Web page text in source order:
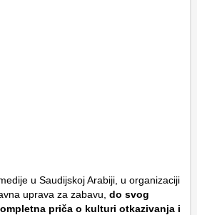
u Saudijskoj Arabiji, u organizaciji
uprava za zabavu, do svog
priča o kulturi otkazivanja i